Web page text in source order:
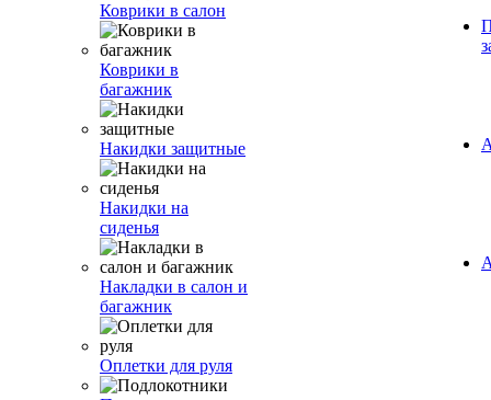
Коврики в салон
Коврики в
багажник
Накидки защитные
Накидки на
сиденья
Накладки в салон и
багажник
Оплетки для руля